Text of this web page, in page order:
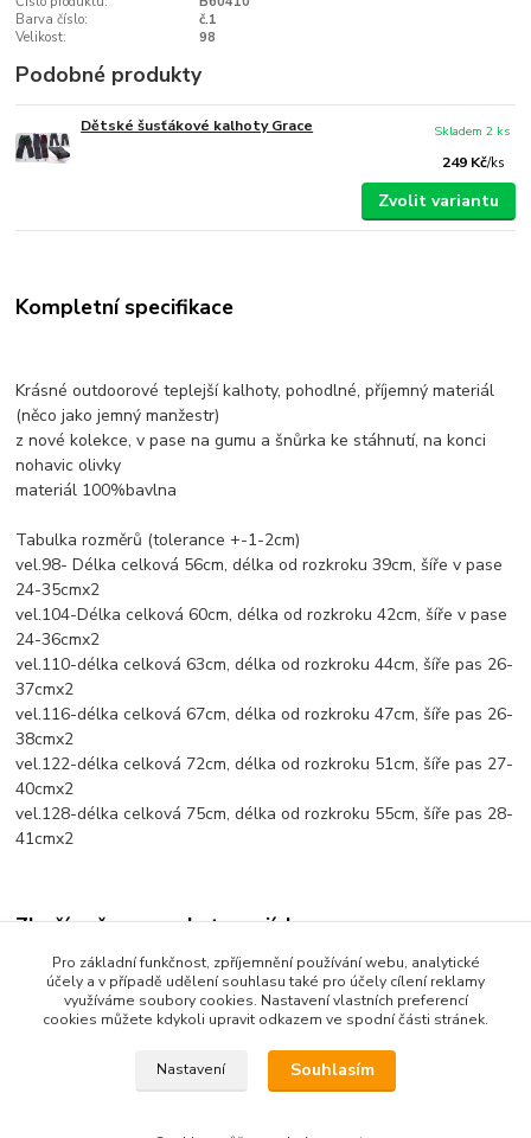
Barva číslo:
č.1
Velikost:
98
Podobné produkty
Dětské šusťákové kalhoty Grace
249 Kč/ks
Skladem 2 ks
Zvolit variantu
Kompletní specifikace
Krásné outdoorové teplejší kalhoty, pohodlné, příjemný materiál
(něco jako jemný manžestr)
z nové kolekce, v pase na gumu a šnůrka ke stáhnutí, na konci
nohavic olivky
materiál 100%bavlna
Tabulka rozměrů (tolerance +-1-2cm)
vel.98- Délka celková 56cm, délka od rozkroku 39cm, šíře v pase
24-35cmx2
vel.104-Délka celková 60cm, délka od rozkroku 42cm, šíře v pase
24-36cmx2
vel.110-délka celková 63cm, délka od rozkroku 44cm, šíře pas 26-
37cmx2
vel.116-délka celková 67cm, délka od rozkroku 47cm, šíře pas 26-
38cmx2
vel.122-délka celková 72cm, délka od rozkroku 51cm, šíře pas 27-
40cmx2
vel.128-délka celková 75cm, délka od rozkroku 55cm, šíře pas 28-
41cmx2
Zboží zařazeno v kategoriích
Dětské oblečení
Dětské kalhoty
Pro základní funkčnost, zpříjemnění používání webu, analytické
účely a v případě udělení souhlasu také pro účely cílení reklamy
využíváme soubory cookies. Nastavení vlastních preferencí
cookies můžete kdykoli upravit odkazem ve spodní části stránek.
Nastavení Souhlasím